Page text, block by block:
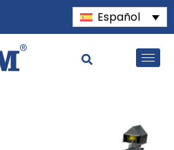
Español